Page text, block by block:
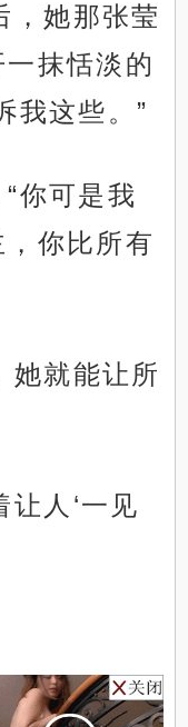
，她那张莹
抹恬淡的
我这些。”
你可是我
你比所有
她就能让所
人‘一见